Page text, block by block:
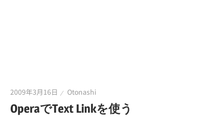
2009年3月16日 Otonashi
OperaでText Linkを使う